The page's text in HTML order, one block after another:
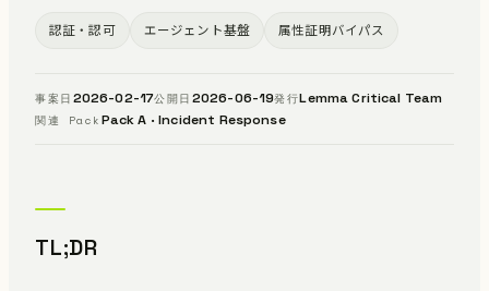
認証・認可 エージェント基盤 属性証明バイパス
事案日 2026-02-17公開日 2026-06-19発行Lemma Critical Team
関連 Pack Pack A · Incident Response
TL;DR